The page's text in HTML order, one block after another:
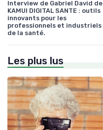
Interview de Gabriel David de
KAMUI DIGITAL SANTE : outils
innovants pour les
professionnels et industriels
de la santé.
Les plus lus